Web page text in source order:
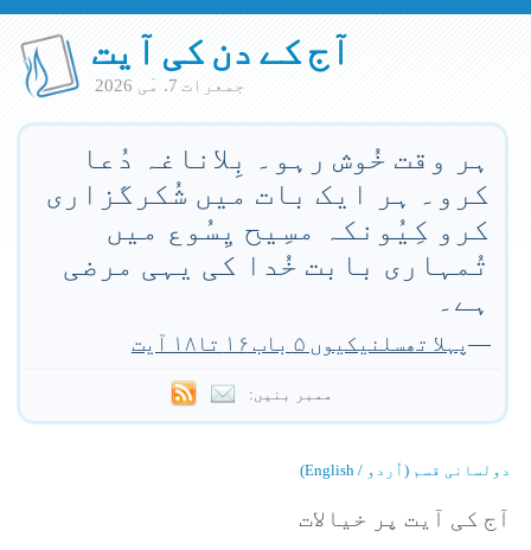
آج کے دن کی آیت
جمعرات 7. مٓی 2026
ہر وقت خُوش رہو۔ بِلاناغہ دُعا
کرو۔ ہر ایک بات میں شُکرگزاری
کرو کِیُونکہ مسِیح یِسُوع میں
تُمہاری بابت خُدا کی یہی مرضی
ہے۔
—پہلا تھسلنیکیوں ۵ باب ۱۶ تا۱۸ آیت
ممبر بنیں:
دولسانی قسم (اُردو / English)
آج کی آیت پر خیالات